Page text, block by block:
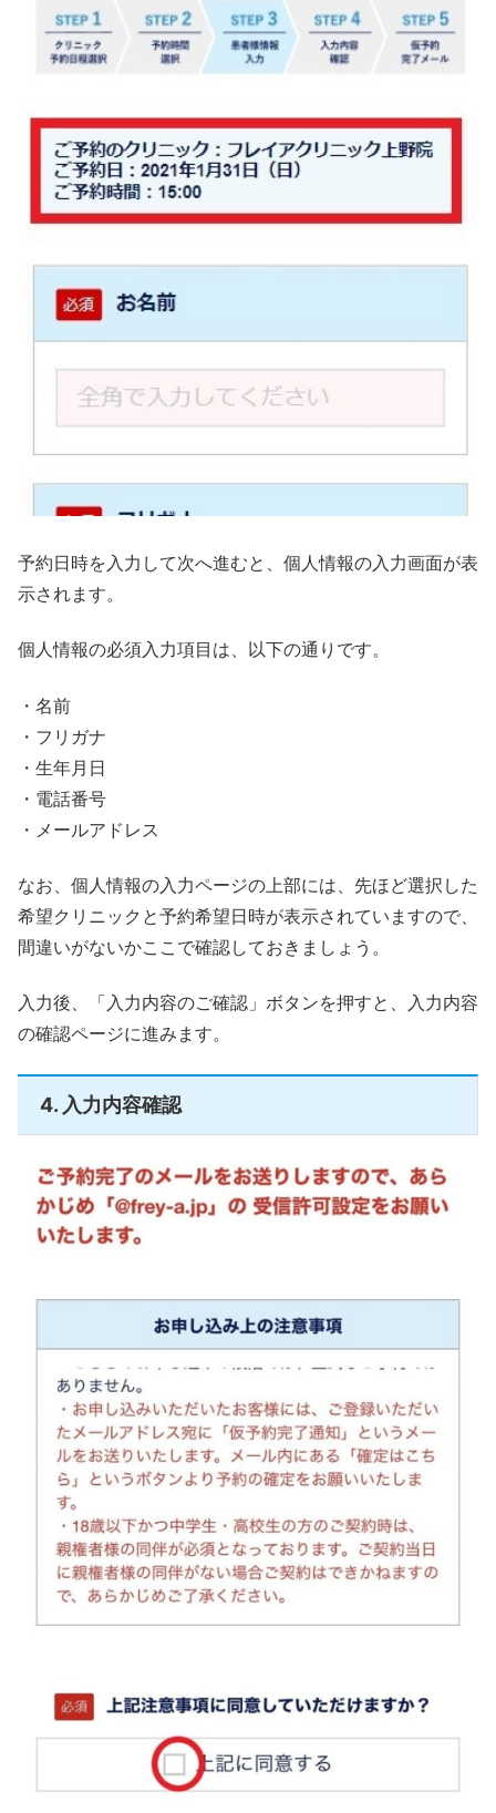
予約日時を入力して次へ進むと、個人情報の入力画面が表
示されます。
個人情報の必須入力項目は、以下の通りです。
・名前
・フリガナ
・生年月日
・電話番号
・メールアドレス
なお、個人情報の入力ページの上部には、先ほど選択した
希望クリニックと予約希望日時が表示されていますので、
間違いがないかここで確認しておきましょう。
入力後、「入力内容のご確認」ボタンを押すと、入力内容
の確認ページに進みます。
4. 入力内容確認